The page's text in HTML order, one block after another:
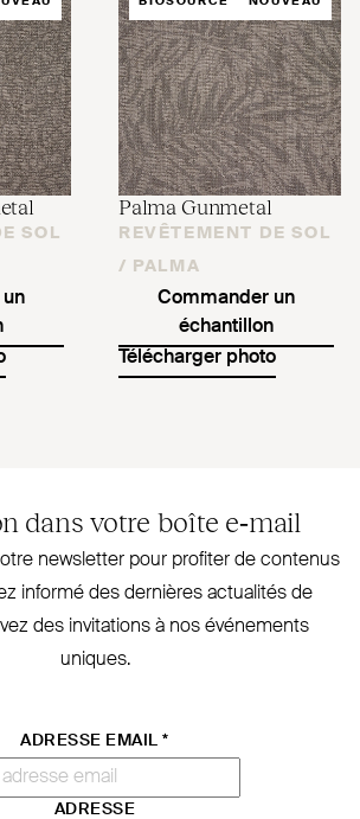
SOL
Palma Gunmetal
REVÊTEMENT DE SOL
/
PALMA
Commander un
échantillon
Télécharger photo
dans votre boîte e‑mail
newsletter pour profiter de contenus
informé des dernières actualités de
des invi­tations à nos évé­nements
uniques.
ADRESSE EMAIL*
ADRESSE